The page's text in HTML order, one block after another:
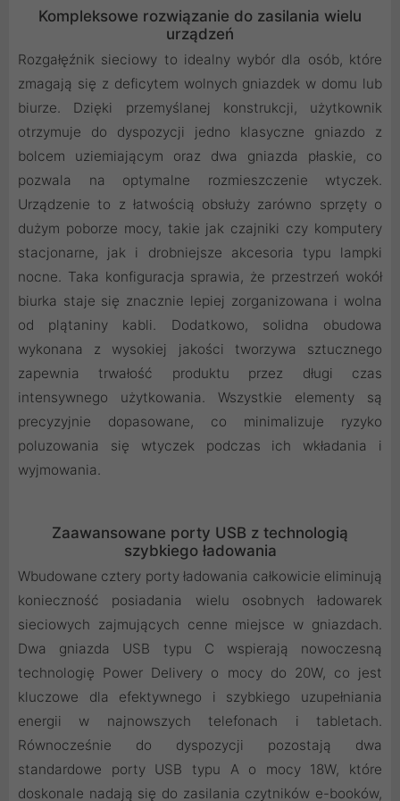
Kompleksowe rozwiązanie do zasilania wielu
urządzeń
Rozgałęźnik sieciowy to idealny wybór dla osób, które
zmagają się z deficytem wolnych gniazdek w domu lub
biurze. Dzięki przemyślanej konstrukcji, użytkownik
otrzymuje do dyspozycji jedno klasyczne gniazdo z
bolcem uziemiającym oraz dwa gniazda płaskie, co
pozwala na optymalne rozmieszczenie wtyczek.
Urządzenie to z łatwością obsłuży zarówno sprzęty o
dużym poborze mocy, takie jak czajniki czy komputery
stacjonarne, jak i drobniejsze akcesoria typu lampki
nocne. Taka konfiguracja sprawia, że przestrzeń wokół
biurka staje się znacznie lepiej zorganizowana i wolna
od plątaniny kabli. Dodatkowo, solidna obudowa
wykonana z wysokiej jakości tworzywa sztucznego
zapewnia trwałość produktu przez długi czas
intensywnego użytkowania. Wszystkie elementy są
precyzyjnie dopasowane, co minimalizuje ryzyko
poluzowania się wtyczek podczas ich wkładania i
wyjmowania.
Zaawansowane porty USB z technologią
szybkiego ładowania
Wbudowane cztery porty ładowania całkowicie eliminują
konieczność posiadania wielu osobnych ładowarek
sieciowych zajmujących cenne miejsce w gniazdach.
Dwa gniazda USB typu C wspierają nowoczesną
technologię Power Delivery o mocy do 20W, co jest
kluczowe dla efektywnego i szybkiego uzupełniania
energii w najnowszych telefonach i tabletach.
Równocześnie do dyspozycji pozostają dwa
standardowe porty USB typu A o mocy 18W, które
doskonale nadają się do zasilania czytników e-booków,